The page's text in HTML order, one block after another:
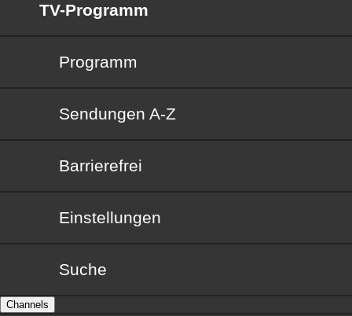
TV-Programm
Programm
Sendungen von A bis Z
Sendungen A-Z
Barrierefrei
Barrierefrei
Einstellungen
Suche
Channels